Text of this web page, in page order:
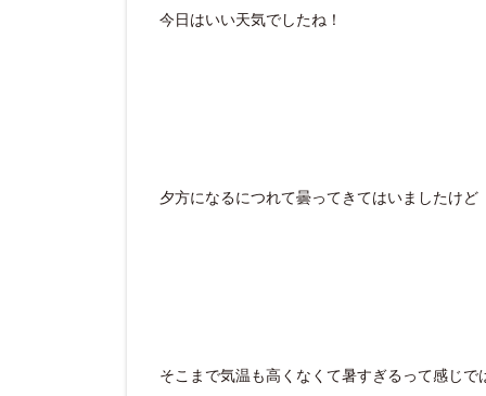
今日はいい天気でしたね！
夕方になるにつれて曇ってきてはいましたけど
そこまで気温も高くなくて暑すぎるって感じで